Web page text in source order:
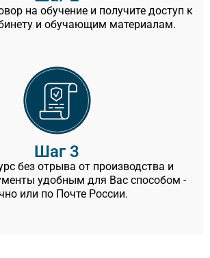
на обучение и получите доступ к
и обучающим материалам.
Шаг 3
без отрыва от производства и
удобным для Вас способом -
или по Почте России.